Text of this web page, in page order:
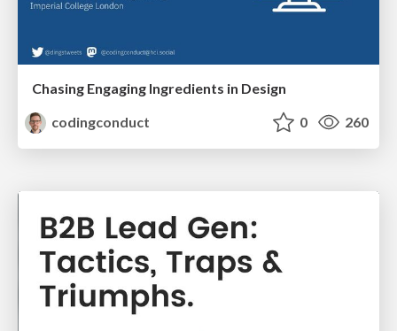
Chasing Engaging Ingredients in Design
codingconduct
0 260